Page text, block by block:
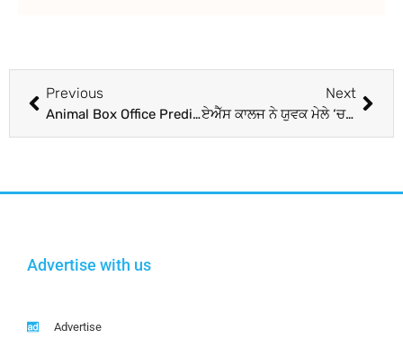
Previous
Animal Box Office Prediction: ਕੀ ‘ਗਦਰ 2’ ਨੂੰ ਪਿੱਛੇ ਛੱਡ ਚੁੱਕੀ ‘ਜਵਾਨ’ ਦਾ ਰਿਕਾਰਡ ਤੋੜ ਸਕੇਗੀ ਐਨੀਮਲ? ਪਹਿਲੇ ਦਿਨ ਇੰਨੀ ਕਮਾਈ ਹੋਣ ਦੀ ਉਮੀਦ
Next
ਏਐੱਸ ਕਾਲਜ ਨੇ ਯੁਵਕ ਮੇਲੇ ‘ਚ ਹਾਸਲ ਕੀਤਾ ਤੀਜਾ ਸਥਾਨ
Advertise with us
Advertise